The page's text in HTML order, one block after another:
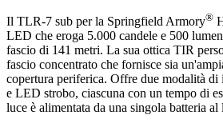
Il TLR-7 sub per la Springfield Armory®
LED che eroga 5.000 candele e 500
fascio di 141 metri. La sua ottica TIR
fascio concentrato che fornisce sia
copertura periferica. Offre due modalità
e LED strobo, ciascuna con un tempo di
luce è alimentata da una singola batteria